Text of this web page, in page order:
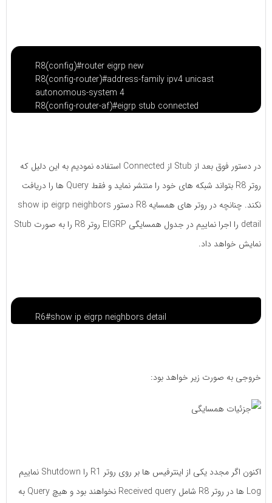
R8(config)#router eigrp new
R8(config-router)#address-family ipv4 unicast
autonomous-system 4
R8(config-router-af)#eigrp stub connected
در دستور فوق بعد از Stub از Connected استفاده نمودیم به این دلیل که
روتر R8 بتواند شبکه های خود را منتشر نماید و فقط Query ها را دریافت
نکند. چنانچه در روتر های همسایه R8 دستور show ip eigrp neighbors
detail را اجرا نماییم در جدول همسایگی EIGRP روتر R8 را به صورت Stub
نمایش خواهد داد.
R6#show ip eigrp neighbors detail
خروجی به صورت زیر خواهد بود:
اکنون اگر مجدد یکی از اینترفیس ها بر روی روتر R1 را Shutdown نماییم
Log ها در روتر R8 شامل Received query نخواهند بود و هیچ Query به